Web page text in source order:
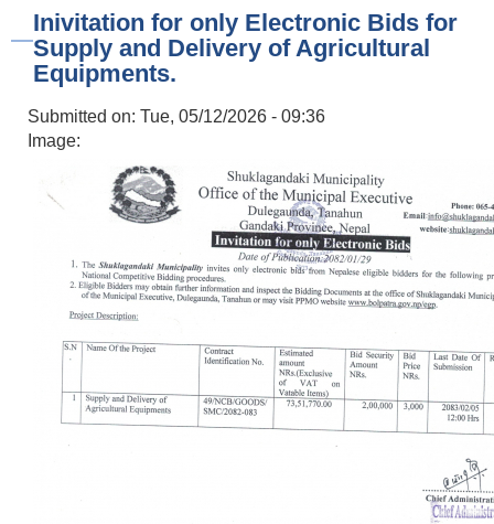
Inivitation for only Electronic Bids for
Supply and Delivery of Agricultural
Equipments.
Submitted on: Tue, 05/12/2026 - 09:36
Image: